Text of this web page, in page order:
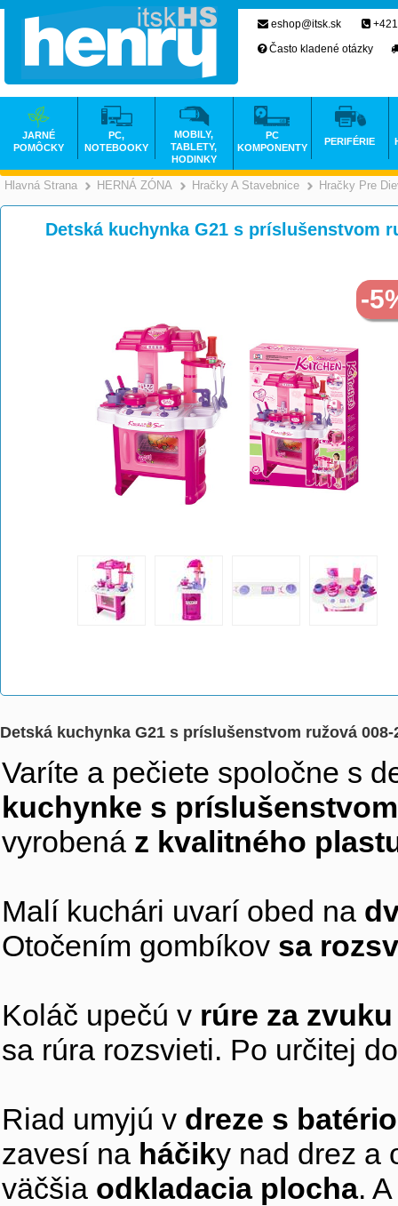
Hlavná Strana >
HERNÁ ZÓNA >
Hračky A Stavebnice Hračky Pre
Detská kuchynka G21 s príslušenstvom
-
Detská kuchynka G21 s príslušenstvom ružová 008-
Varíte a pečiete spoločne s
kuchynke s
vyrobená z kvalitného
Malí kuchári uvarí obed na
Otočením gombíkov sa
Koláč upečú v rúre za
sa rúra rozsvieti. Po určitej
Riad umyjú v dreze s
zavesí na háčiky nad drez a
väčšia odkladacia plocha.
eshop@itsk.sk
Často kladené otázky
JARNÉ
POMÔCKY
PC,
NOTEBOOKY
MOBILY,
TABLETY,
HODINKY
PC
KOMPONENTY
PERIFÉRIE